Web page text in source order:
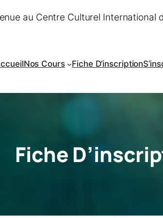
au Centre Culturel International
Nos Cours Fiche D’inscription
Fiche